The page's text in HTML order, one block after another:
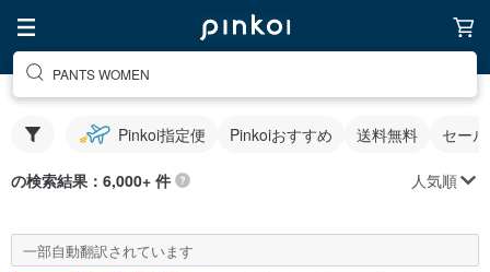
PANTS WOMEN
Pinkoi指定便 Pinkoiおすすめ 送料無料 セー
の検索結果：6,000+ 件 人気順
一部自動翻訳されています